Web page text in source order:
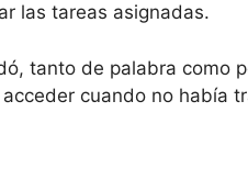
las tareas asignadas.
tanto de palabra como
cuando no había